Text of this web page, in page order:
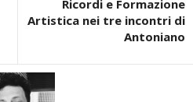
Ricordi e Formazione
Artistica nei tre incontri di
Antoniano